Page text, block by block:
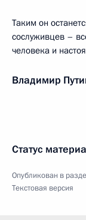
Таким он
сослуживцев –
человека и
Владимир
Статус
Опубликован в
Текстовая версия